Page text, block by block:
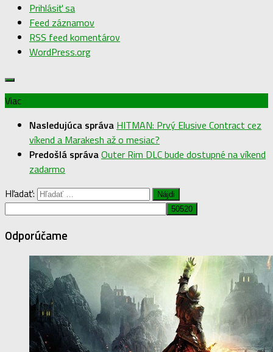
Prihlásiť sa
Feed záznamov
RSS feed komentárov
WordPress.org
Viac
Nasledujúca správa HITMAN: Prvý Elusive Contract cez
víkend a Marakesh až o mesiac?
Predošlá správaOuter Rim DLC bude dostupné na víkend
zadarmo
Hľadať:
Odporúčame